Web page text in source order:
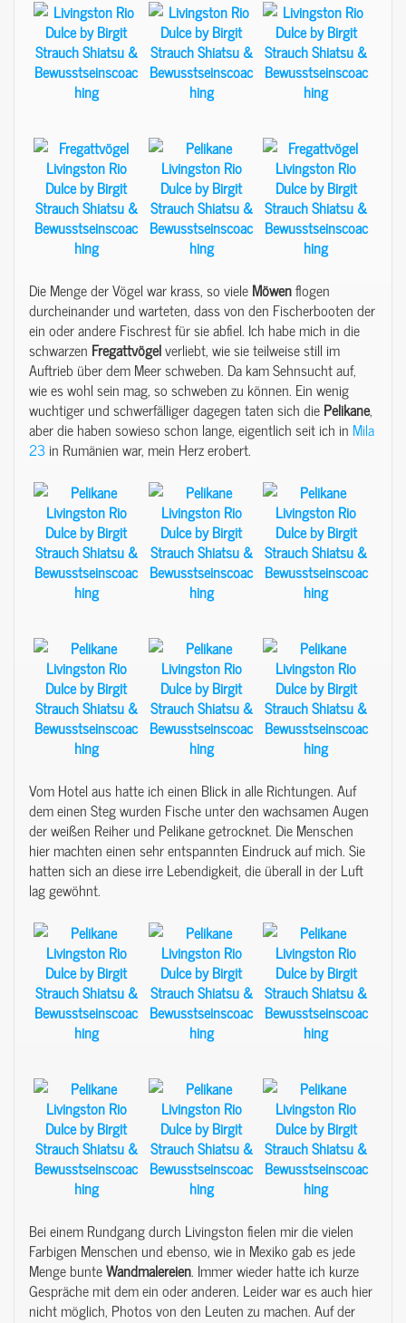
Die Menge der Vögel war krass, so vieleMöwenflogen
durcheinander und warteten, dass von den Fischerbooten der
ein oder andere Fischrest für sie abfiel. Ich habe mich in die
schwarzen Fregattvögelverliebt, wie sie teilweise still im
Auftrieb über dem Meer schweben. Da kam Sehnsucht auf,
wie es wohl sein mag, so schweben zu können. Ein wenig
wuchtiger und schwerfälliger dagegen taten sich diePelikane,
aber die haben sowieso schon lange, eigentlich seit ich in Mila
23in Rumänien war, mein Herz erobert.
Vom Hotel aus hatte ich einen Blick in alle Richtungen. Auf
dem einen Steg wurden Fische unter den wachsamen Augen
der weißen Reiher und Pelikane getrocknet. Die Menschen
hier machten einen sehr entspannten Eindruck auf mich. Sie
hatten sich an diese irre Lebendigkeit, die überall in der Luft
lag gewöhnt.
Bei einem Rundgang durch Livingston fielen mir die vielen
Farbigen Menschen und ebenso, wie in Mexiko gab es jede
Menge bunteWandmalereien. Immer wieder hatte ich kurze
Gespräche mit dem ein oder anderen. Leider war es auch hier
nicht möglich, Photos von den Leuten zu machen. Auf der